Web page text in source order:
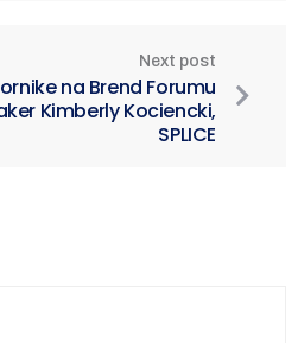
Next post
na Brend Forumu
Kimberly Kociencki,
SPLICE